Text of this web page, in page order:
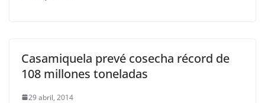
Casamiquela prevé cosecha récord de
108 millones toneladas
29 abril, 2014